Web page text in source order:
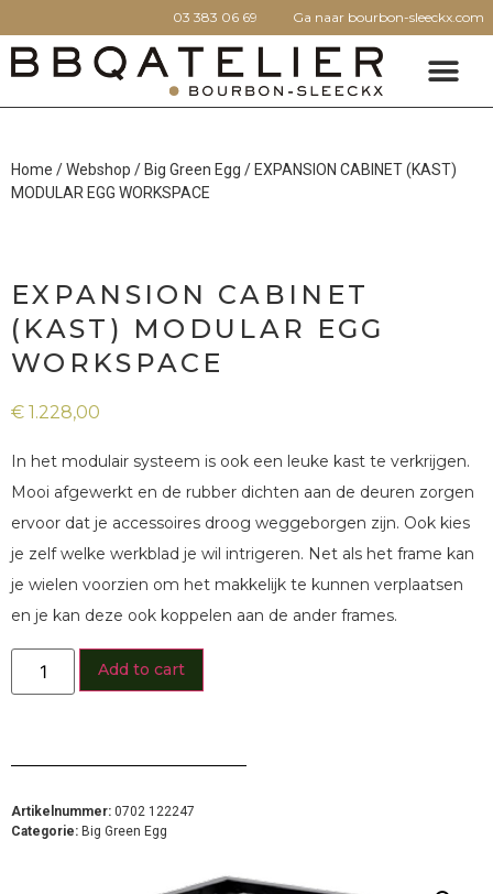
03 383 06 69 Ga naar bourbon-sleeckx.com
Home /Webshop / Big Green Egg / EXPANSION CABINET (KAST)
MODULAR EGG WORKSPACE
EXPANSION CABINET
(KAST) MODULAR EGG
WORKSPACE
€ 1.228,00
In het modulair systeem is ook een leuke kast te verkrijgen.
Mooi afgewerkt en de rubber dichten aan de deuren zorgen
ervoor dat je accessoires droog weggeborgen zijn. Ook kies
je zelf welke werkblad je wil intrigeren. Net als het frame kan
je wielen voorzien om het makkelijk te kunnen verplaatsen
en je kan deze ook koppelen aan de ander frames.
Add to cart
Artikelnummer: 0702 122247
Categorie: Big Green Egg